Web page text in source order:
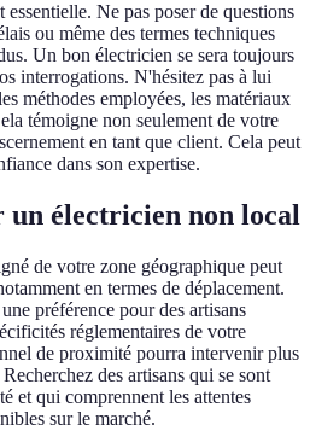
Ne pas poser de questions
ou même des termes techniques
Un bon électricien se sera toujours
interrogations. N'hésitez pas à lui
méthodes employées, les matériaux
témoigne non seulement de votre
en tant que client. Cela peut
dans son expertise.
électricien non local
de votre zone géographique peut
en termes de déplacement.
préférence pour des artisans
réglementaires de votre
de proximité pourra intervenir plus
des artisans qui se sont
et qui comprennent les attentes
sur le marché.